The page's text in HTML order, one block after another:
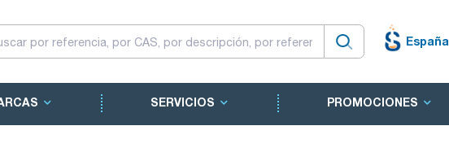
España
SERVICIOS PROMOCIONES